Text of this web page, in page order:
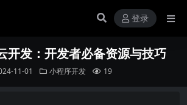
登录
开发：开发者必备资源与技巧
11-01 小程序开发 19